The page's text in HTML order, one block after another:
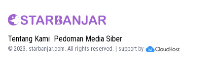
Tentang Kami Pedoman Media Siber
© 2023. starbanjar.com. All rights reserved. | support by